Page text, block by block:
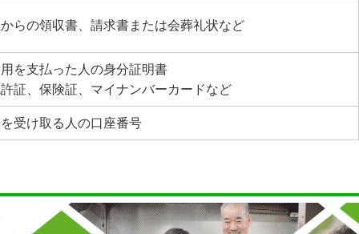
らの領収書、請求書または会葬礼状など
を支払った人の身分証明書
証、保険証、マイナンバーカードなど
受け取る人の口座番号